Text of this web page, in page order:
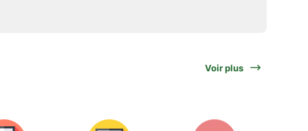
Voir plus